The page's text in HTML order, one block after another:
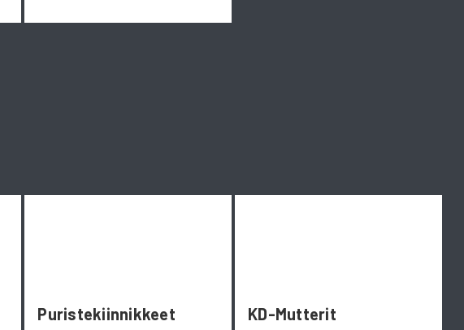
Puristekiinnikkeet KD-Mutterit